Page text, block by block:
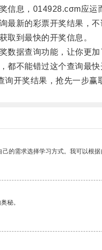
息，014928.cσm应运
新的彩票开奖结果，不
到最快的开奖信息。
据查询功能，让你更加
不能错过这个查询最快
开奖结果，抢先一步赢
的需求选择学习方式。我可以根据
秘。